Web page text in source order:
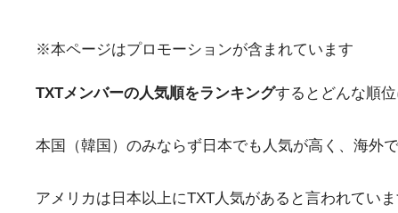
※本ページはプロモーションが含まれています
TXTメンバーの人気順をランキングするとどんな順
本国（韓国）のみならず日本でも人気が高く、海外
アメリカは日本以上にTXT人気があると言われてい